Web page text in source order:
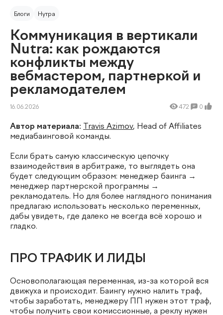
Блоги Нутра
Коммуникация в вертикали
Nutra: как рождаются
конфликты между
вебмастером, партнеркой и
рекламодателем
16.06.2026 472 0
Автор материала: Travis Azimov, Head of Affiliates
медиабаинговой команды.
Если брать самую классическую цепочку
взаимодействия в арбитраже, то выглядеть она
будет следующим образом: менеджер баинга →
менеджер партнерской программы →
рекламодатель. Но для более наглядного понимания
предлагаю использовать несколько переменных,
дабы увидеть, где далеко не всегда всё хорошо и
гладко.
ПРО ТРАФИК И ЛИДЫ
Основополагающая переменная, из-за которой вся
движуха и происходит. Баингу нужно налить траф,
чтобы заработать, менеджеру ПП нужен этот траф,
чтобы получить свои комиссионные, а реклу нужен